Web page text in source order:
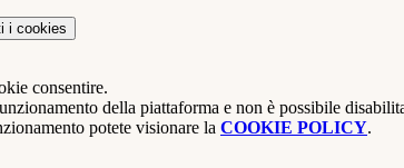
i cookies
consentire.
della piattaforma e non è possibile
potete visionare la COOKIE POLICY.